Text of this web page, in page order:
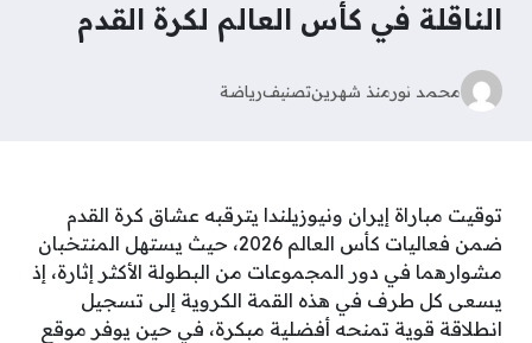
الناقلة في كأس العالم لكرة القدم
محمد نورمنذ شهرينتصنيفرياضة
توقيت مباراة إيران ونيوزيلندا يترقبه عشاق كرة القدم
ضمن فعاليات كأس العالم 2026، حيث يستهل المنتخبان
مشوارهما في دور المجموعات من البطولة الأكثر إثارة، إذ
يسعى كل طرف في هذه القمة الكروية إلى تسجيل
انطلاقة قوية تمنحه أفضلية مبكرة، في حين يوفر موقع